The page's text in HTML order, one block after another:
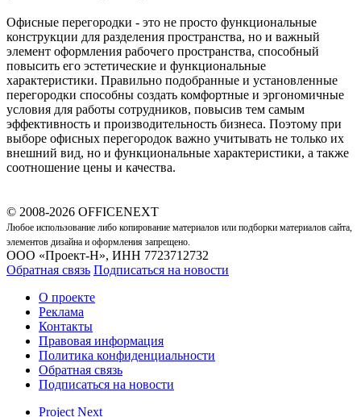
Офисные перегородки - это не просто функциональные
конструкции для разделения пространства, но и важный
элемент оформления рабочего пространства, способный
повысить его эстетические и функциональные
характеристики. Правильно подобранные и установленные
перегородки способны создать комфортные и эргономичные
условия для работы сотрудников, повысив тем самым
эффективность и производительность бизнеса. Поэтому при
выборе офисных перегородок важно учитывать не только их
внешний вид, но и функциональные характеристики, а также
соотношение цены и качества.
© 2008-2026 OFFICENEXT
Любое использование либо копирование материалов или подборки материалов сайта,
элементов дизайна и оформления запрещено.
ООО «Проект-Н», ИНН 7723712732
Обратная связь Подписаться на новости
О проекте
Реклама
Контакты
Правовая информация
Политика конфиденциальности
Обратная связь
Подписаться на новости
Project Next